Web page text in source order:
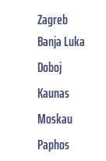
Zagreb
Banja Luka
Doboj
Kaunas
Moskau
Paphos